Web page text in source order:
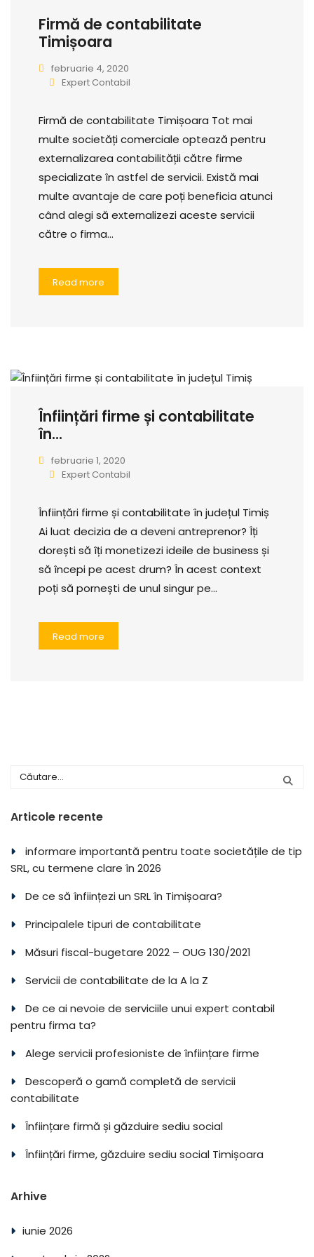
Firmă de contabilitate
Timișoara
februarie 4, 2020
Expert Contabil
Firmă de contabilitate Timișoara Tot mai
multe societăți comerciale optează pentru
externalizarea contabilității către firme
specializate în astfel de servicii. Există mai
multe avantaje de care poți beneficia atunci
când alegi să externalizezi aceste servicii
către o firma…
Read more
Înființări firme și contabilitate
în...
februarie 1, 2020
Expert Contabil
Înființări firme și contabilitate în județul Timiș
Ai luat decizia de a deveni antreprenor? Îți
dorești să îți monetizezi ideile de business și
să începi pe acest drum? În acest context
poți să pornești de unul singur pe…
Read more
Articole recente
informare importantă pentru toate societățile de tip
SRL, cu termene clare în 2026
De ce să înființezi un SRL în Timișoara?
Principalele tipuri de contabilitate
Măsuri fiscal-bugetare 2022 – OUG 130/2021
Servicii de contabilitate de la A la Z
De ce ai nevoie de serviciile unui expert contabil
pentru firma ta?
Alege servicii profesioniste de înființare firme
Descoperă o gamă completă de servicii
contabilitate
Înființare firmă și găzduire sediu social
Înființări firme, găzduire sediu social Timișoara
Arhive
iunie 2026